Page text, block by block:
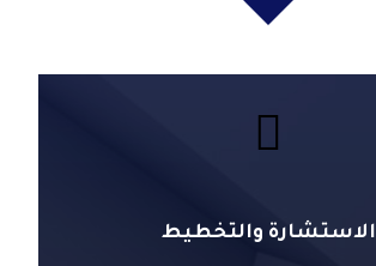
الاستشارة والتخطيط